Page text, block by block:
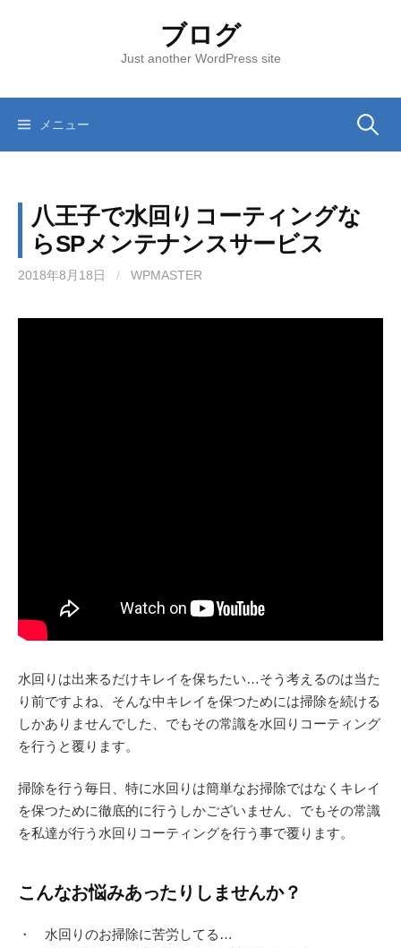
ツ
ブログ
Just another WordPress site
メニュー 検
:
八王子で水回りコーティングな
らSPメンテナンスサービス
2018年8月18日 / WPMASTER
水回りは出来るだけキレイを保ちたい…そう考えるのは当た
り前ですよね、そんな中キレイを保つためには掃除を続ける
しかありませんでした、でもその常識を水回りコーティング
を行うと覆ります。
掃除を行う毎日、特に水回りは簡単なお掃除ではなくキレイ
を保つために徹底的に行うしかございません、でもその常識
を私達が行う水回りコーティングを行う事で覆ります。
こんなお悩みあったりしませんか？
・ 水回りのお掃除に苦労してる…